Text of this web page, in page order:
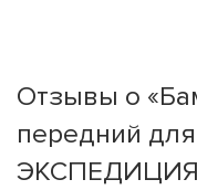
Отзывы о
передний
ЭКСПЕДИЦИЯ